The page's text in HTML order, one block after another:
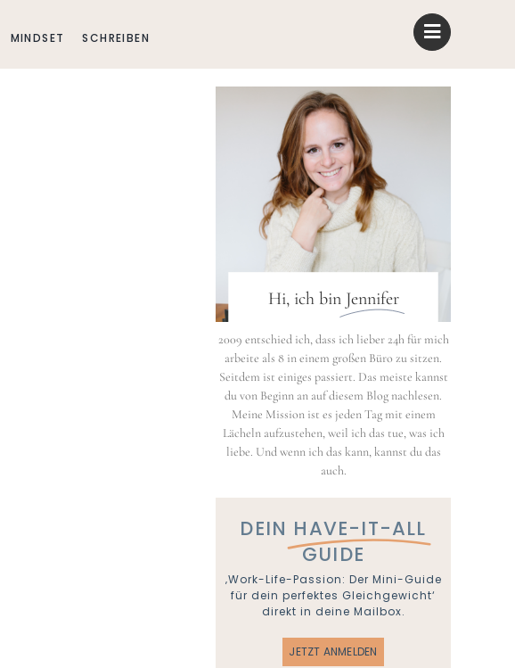
MINDSET SCHREIBEN
Hi, ich bin Jennifer
2009 entschied ich, dass ich lieber 24h für mich
arbeite als 8 in einem großen Büro zu sitzen.
Seitdem ist einiges passiert. Das meiste kannst
du von Beginn an auf diesem Blog nachlesen.
Meine Mission ist es jeden Tag mit einem
Lächeln aufzustehen, weil ich das tue, was ich
liebe. Und wenn ich das kann, kannst du das
auch.
DEIN HAVE-IT-ALL
GUIDE
‚Work-Life-Passion: Der Mini-Guide
für dein perfektes Gleichgewicht‘
direkt in deine Mailbox.
JETZT ANMELDEN